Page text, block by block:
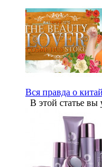
Вся правда о
В этой статье